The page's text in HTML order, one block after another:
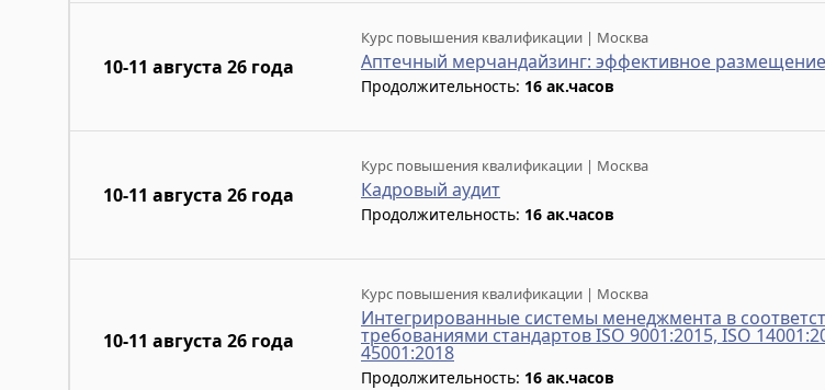
10-11 августа 26 года
Курс повышения квалификации | Москва
Аптечный мерчандайзинг: эффективное
Продолжительность: 16 ак.часов
10-11 августа 26 года
Курс повышения квалификации | Москва
Кадровый аудит
Продолжительность: 16 ак.часов
10-11 августа 26 года
Курс повышения квалификации | Москва
Интегрированные системы менеджмента в
требованиями стандартов ISO 9001:2015, ISO
45001:2018
Продолжительность: 16 ак.часов